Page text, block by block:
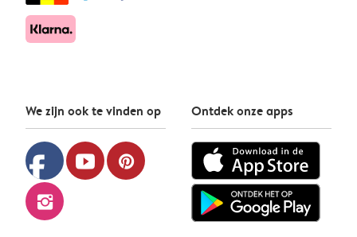
We zijn ook te vinden op
facebook youtube pinterest
instagram
Ontdek onze apps